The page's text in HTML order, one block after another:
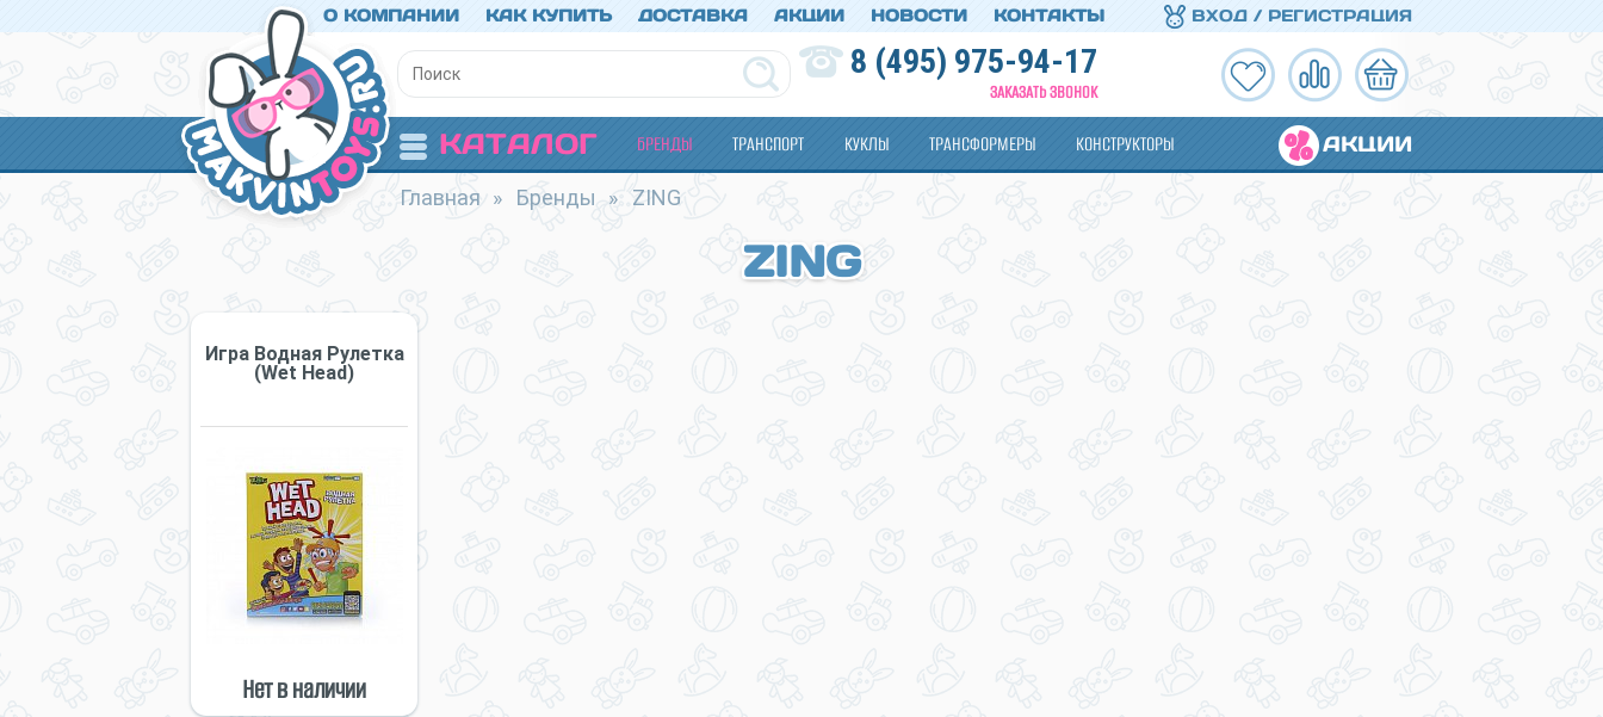
О КОМПАНИИ КАК КУПИТЬ ДОСТАВКА АКЦИИ НОВОСТИ КОНТАКТЫ ВХОД / РЕГИСТРАЦИЯ
8 (495) 975-94-17
ЗАКАЗАТЬ ЗВОНОК
КАТАЛОГ БРЕНДЫ ТРАНСПОРТ КУКЛЫ ТРАНСФОРМЕРЫ КОНСТРУКТОРЫ АКЦИИ
Главная » Бренды » ZING
ZING
Игра Водная Рулетка
(Wet Head)
Нет в наличии